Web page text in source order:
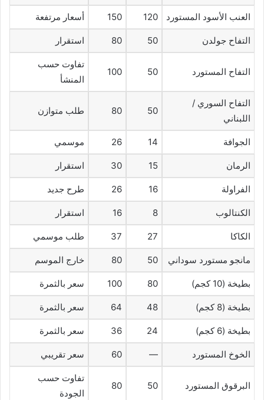
العنب الأسود المستورد 120
150 أسعار مرتفعة
التفاح جولدن 50
80 استقرار
التفاح المستورد 50
100
تفاوت حسب
المنشأ
التفاح السوري /
اللبناني
50
80 طلب متوازن
الجوافة 14
26 موسمي
الرمان 15
30 استقرار
الفراولة 16
26 طرح جديد
الكنتالوب 8
16 استقرار
الكاكا 27
37 طلب موسمي
مانجو مستورد سوداني 50
80 خارج الموسم
بطيخة (10 كجم) 80
100 سعر بالثمرة
بطيخة (8 كجم) 48
64 سعر بالثمرة
بطيخة (6 كجم) 24
36 سعر بالثمرة
الخوخ المستورد —
60 سعر تقريبي
البرقوق المستورد 50
80
تفاوت حسب
الجودة